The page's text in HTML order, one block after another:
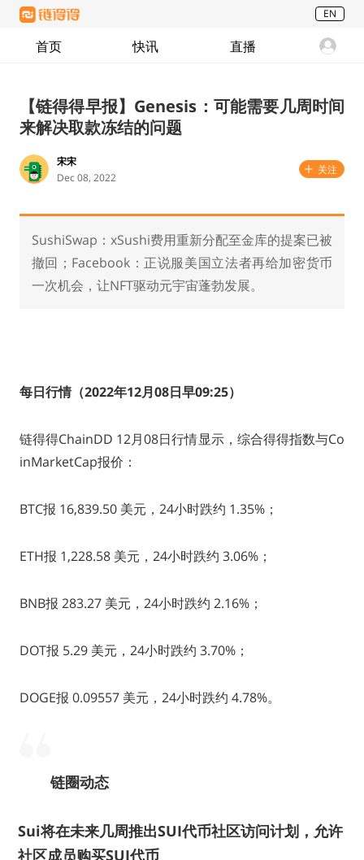
EN
首页 快讯 直播
【链得得早报】Genesis：可能需要几周时间
来解决取款冻结的问题
宋宋
Dec 08, 2022
关注
SushiSwap：xSushi费用重新分配至金库的提案已被
撤回；Facebook：正说服美国立法者再给加密货币
一次机会，让NFT驱动元宇宙蓬勃发展。
每日行情（2022年12月08日早09:25）
链得得ChainDD 12月08日行情显示，综合得得指数与Co
inMarketCap报价：
BTC报 16,839.50 美元，24小时跌约 1.35%；
ETH报 1,228.58 美元，24小时跌约 3.06%；
BNB报 283.27 美元，24小时跌约 2.16%；
DOT报 5.29 美元，24小时跌约 3.70%；
DOGE报 0.09557 美元，24小时跌约 4.78%。
链圈动态
Sui将在未来几周推出SUI代币社区访问计划，允许
社区成员购买SUI代币